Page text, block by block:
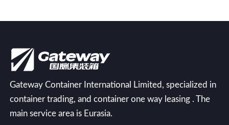
Gateway Container International Limited, specialized in
container trading, and container one way leasing . The
main service area is Eurasia.